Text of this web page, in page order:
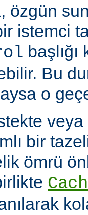
özgün
istemci
Bu
o
veya
bir
ömrü